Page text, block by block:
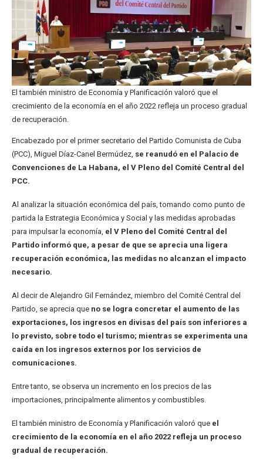
El también ministro de Economía y Planificación valoró que el
crecimiento de la economía en el año 2022 refleja un proceso gradual
de recuperación.
Encabezado por el primer secretario del Partido Comunista de Cuba
(PCC), Miguel Díaz-Canel Bermúdez, se reanudó en el Palacio de
Convenciones de La Habana, el V Pleno del Comité Central del
PCC.
Al analizar la situación económica del país, tomando como punto de
partida la Estrategia Económica y Social y las medidas aprobadas
para impulsar la economía, el V Pleno del Comité Central del
Partido informó que, a pesar de que se aprecia una ligera
recuperación económica, las medidas no alcanzan el impacto
necesario.
Al decir de Alejandro Gil Fernández, miembro del Comité Central del
Partido, se aprecia que no se logra concretar el aumento de las
exportaciones, los ingresos en divisas del país son inferiores a
lo previsto, sobre todo el turismo; mientras se experimenta una
caída en los ingresos externos por los servicios de
comunicaciones.
Entre tanto, se observa un incremento en los precios de las
importaciones, principalmente alimentos y combustibles.
El también ministro de Economía y Planificación valoró que el
crecimiento de la economía en el año 2022 refleja un proceso
gradual de recuperación.